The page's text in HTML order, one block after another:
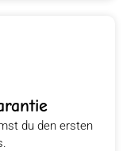
du den ersten